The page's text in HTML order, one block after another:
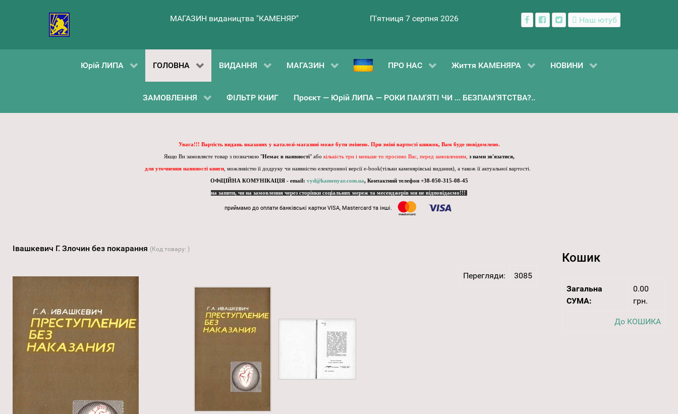
МАГАЗИН видаництва "КАМЕНЯР" П'ятниця 7 серпня 2026 Наш ютуб
Юрій ЛИПА ГОЛОВНА ВИДАННЯ МАГАЗИН ПРО НАС Життя КАМЕНЯРА НОВИНИ
ЗАМОВЛЕННЯ ФІЛЬТР КНИГ Проєкт — Юрій ЛИПА — РОКИ ПАМ'ЯТІ ЧИ ... БЕЗПАМ’ЯТСТВА?..
Увага!!! Вартість видань вказаних у каталозі-магазині може бути змінено. При зміні вартості книжок, Вам буде повідомлено.
Якщо Ви замовляєте товар з позначкою "Немає в наявності" або кількість три і меньше то просимо Вас, перед замовленням, з нами зв'язатися,
для уточнення наявності книги, можливістю її додруку чи наявністю електронної версії e-book(тільки каменярівські видання), а також її актуальної вартості.
ОФіЦІЙНА КОМУНІКАЦІЯ - email: vyd@kamenyar.com.ua, Контактний телефон +38-050-315-08-45
на запити, чи на замовлення через сторінки соціальних мереж та месенджерів ми не відповідаємо!!!
приймамо до оплати банківські картки VISA, Mastercard та інші.
Івашкевич Г. Злочин без покарання (Код товару: )
Перегляди: 3085
Кошик
Загальна
СУМА:
0.00
грн.
До КОШИКА